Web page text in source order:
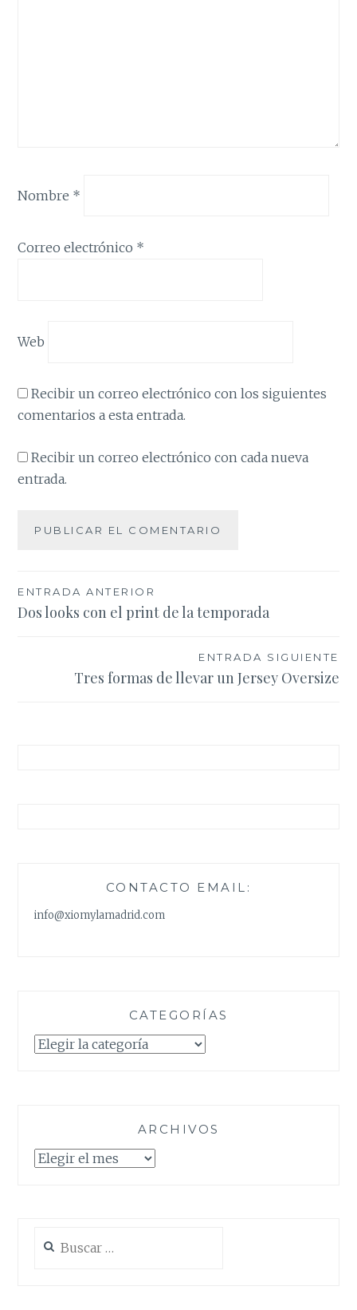
Nombre *
Correo electrónico *
Web
Recibir un correo electrónico con los siguientes
comentarios a esta entrada.
Recibir un correo electrónico con cada nueva
entrada.
Navegación
de
ENTRADA ANTERIOR
Dos looks con el print de la temporada
ENTRADA SIGUIENTE
Tres formas de llevar un Jersey Oversize
CONTACTO EMAIL:
info@xiomylamadrid.com
CATEGORÍAS
Categorías
ARCHIVOS
Archivos